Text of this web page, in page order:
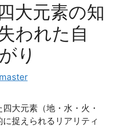
大元素の知
われた自
り
大元素（地・水・火・
捉えられるリアリティ